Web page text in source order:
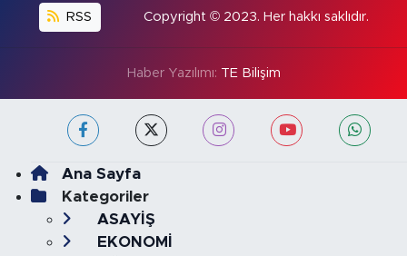
RSS Copyright © 2023. Her hakkı saklıdır.
Haber Yazılımı: TE Bilişim
Ana Sayfa
Kategoriler
ASAYİŞ
EKONOMİ